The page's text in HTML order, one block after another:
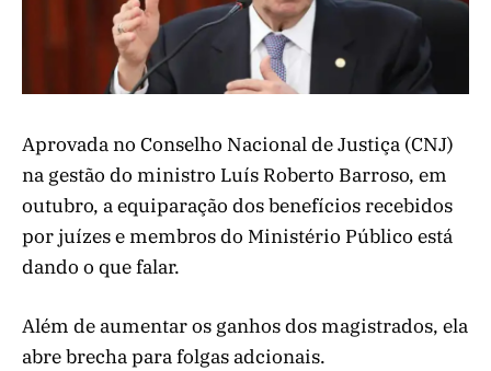
Aprovada no Conselho Nacional de Justiça (CNJ)
na gestão do ministro Luís Roberto Barroso, em
outubro, a equiparação dos benefícios recebidos
por juízes e membros do Ministério Público está
dando o que falar.
Além de aumentar os ganhos dos magistrados, ela
abre brecha para folgas adcionais.